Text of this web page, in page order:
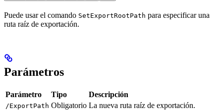
Puede usar el comando SetExportRootPath para especificar una
ruta raíz de exportación.
Parámetros
Parámetro Tipo Descripción
/ExportPath Obligatorio La nueva ruta raíz de exportación.